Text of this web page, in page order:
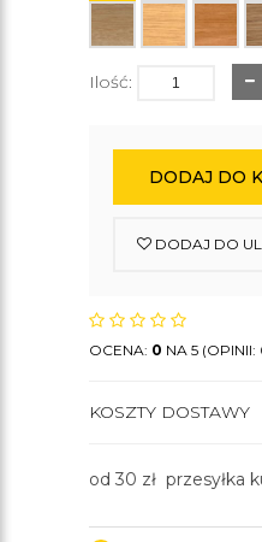
Ilość:
DODAJ DO
DODAJ DO
OCENA: 0 NA 5 (OPINII:
KOSZTY DOSTAWY
od 30 zł przesyłka